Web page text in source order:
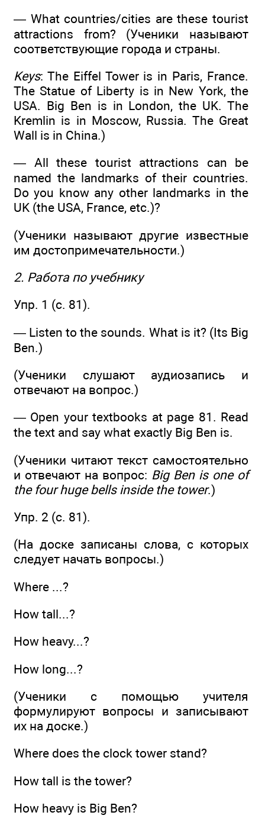
— What countries/cities are these tourist
attractions from? (Ученики называют
соответствующие города и страны.
Keys: The Eiffel Tower is in Paris, France.
The Statue of Liberty is in New York, the
USA. Big Ben is in London, the UK. The
Kremlin is in Moscow, Russia. The Great
Wall is in China.)
— All these tourist attractions can be
named the landmarks of their countries.
Do you know any other landmarks in the
UK (the USA, France, etc.)?
(Ученики называют другие известные
им достопримечательности.)
2. Работа по учебнику
Упр. 1 (с. 81).
— Listen to the sounds. What is it? (Its Big
Ben.)
(Ученики слушают аудиозапись и
отвечают на вопрос.)
— Open your textbooks at page 81. Read
the text and say what exactly Big Ben is.
(Ученики читают текст самостоятельно
и отвечают на вопрос: Big Ben is one of
the four huge bells inside the tower.)
Упр. 2 (c. 81).
(На доске записаны слова, с которых
следует начать вопросы.)
Where ...?
How tall...?
How heavy...?
How long...?
(Ученики с помощью учителя
формулируют вопросы и записывают
их на доске.)
Where does the clock tower stand?
How tall is the tower?
How heavy is Big Ben?